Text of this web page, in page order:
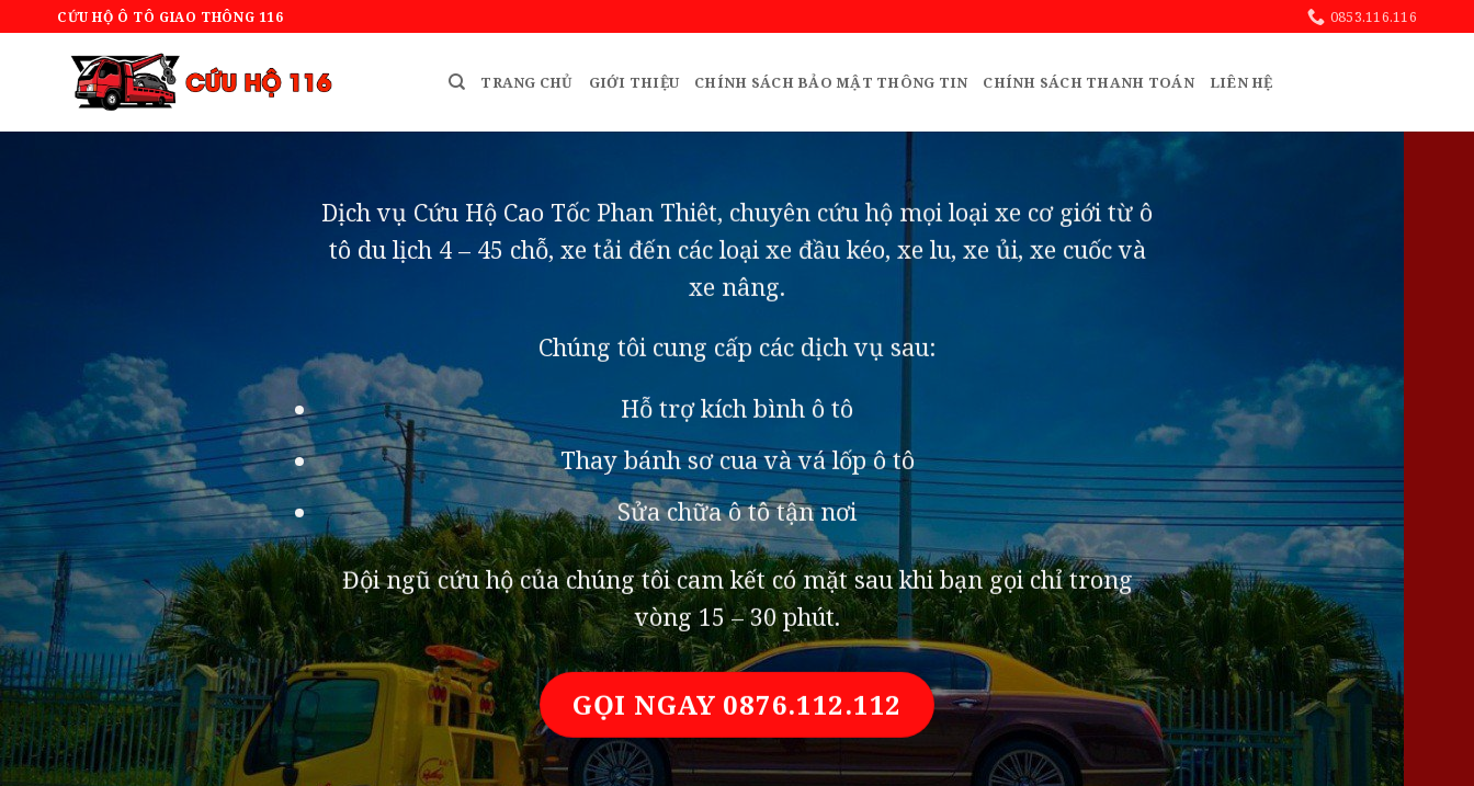
qua
CỨU HỘ Ô TÔ GIAO THÔNG 116 0853.116.116
TRANG CHỦ GIỚI THIỆU CHÍNH SÁCH BẢO MẬT THÔNG TIN CHÍNH SÁCH THANH TOÁN LIÊN HỆ
Dịch vụ Cứu Hộ Cao Tốc Phan Thiêt, chuyên cứu hộ mọi loại xe cơ giới từ ô
tô du lịch 4 – 45 chỗ, xe tải đến các loại xe đầu kéo, xe lu, xe ủi, xe cuốc và
xe nâng.
Chúng tôi cung cấp các dịch vụ sau:
Hỗ trợ kích bình ô tô
Thay bánh sơ cua và vá lốp ô tô
Sửa chữa ô tô tận nơi
Đội ngũ cứu hộ của chúng tôi cam kết có mặt sau khi bạn gọi chỉ trong
vòng 15 – 30 phút.
GỌI NGAY 0876.112.112